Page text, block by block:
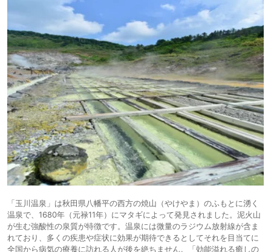
「玉川温泉」は秋田県八幡平の西方の焼山（やけやま）のふもとに湧く
温泉で、1680年（元禄11年）にマタギによって発見されました。泥火山
が生む強酸性の泉質が特徴です。温泉には微量のラジウム放射線が含ま
れており、多くの疾患や症状に効果が期待できるとしてそれを目当てに
全国から病気の療養に訪れる人が後を絶ちません。「効能溢れる癒しの